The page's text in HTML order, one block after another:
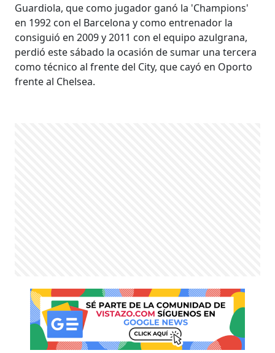
Guardiola, que como jugador ganó la 'Champions'
en 1992 con el Barcelona y como entrenador la
consiguió en 2009 y 2011 con el equipo azulgrana,
perdió este sábado la ocasión de sumar una tercera
como técnico al frente del City, que cayó en Oporto
frente al Chelsea.